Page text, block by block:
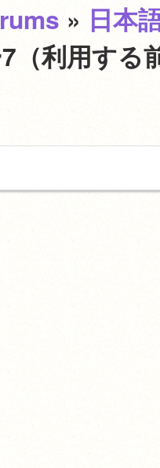
» 日本
（利用する